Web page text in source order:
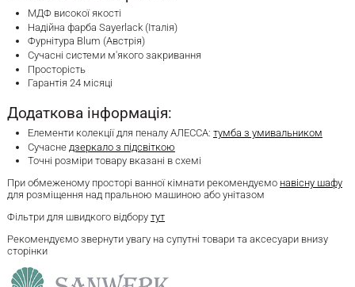
МДФ високої якості
Надійна фарба Sayerlack (Італія)
Фурнітура Blum (Австрія)
Сучасні системи м'якого закривання
Просторість
Гарантія 24 місяці
Додаткова інформація:
Елементи колекції для пеналу АЛЕССА: тумба з умивальником
Сучасне дзеркало з підсвіткою
Точні розміри товару вказані в схемі
При обмеженому просторі ванної кімнати рекомендуємо навісну шафу
для розміщення над пральною машиною або унітазом
Фільтри для швидкого відбору тут
Рекомендуємо звернути увагу на супутні товари та аксесуари внизу
сторінки